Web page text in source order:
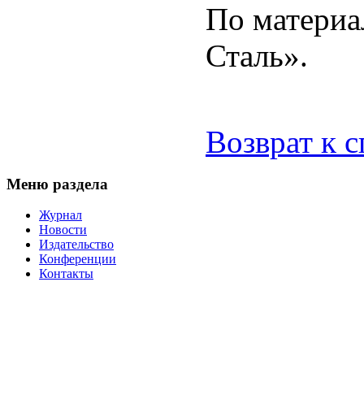
По
Сталь».
Возврат к
Меню раздела
Журнал
Новости
Издательство
Конференции
Контакты